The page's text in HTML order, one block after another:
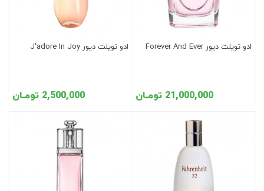
ادو تویلت دیور Forever And Ever
21,000,000 تومـان
ادو تویلت دیور J'adore In Joy
2,500,000 تومـان